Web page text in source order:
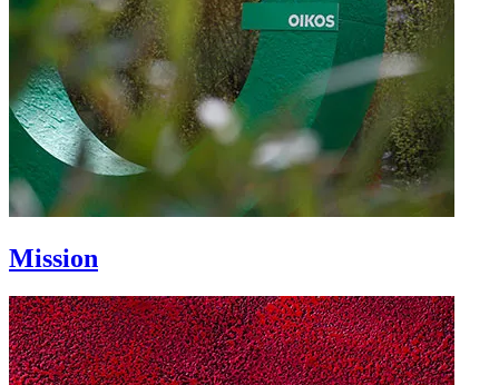
Mission